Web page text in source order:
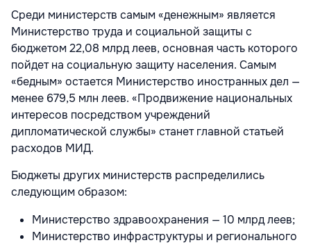
Среди министерств самым «денежным» является
Министерство труда и социальной защиты с
бюджетом 22,08 млрд леев, основная часть которого
пойдет на социальную защиту населения. Самым
«бедным» остается Министерство иностранных дел —
менее 679,5 млн леев. «Продвижение национальных
интересов посредством учреждений
дипломатической службы» станет главной статьей
расходов МИД.
Бюджеты других министерств распределились
следующим образом:
Министерство здравоохранения — 10 млрд леев;
Министерство инфраструктуры и регионального